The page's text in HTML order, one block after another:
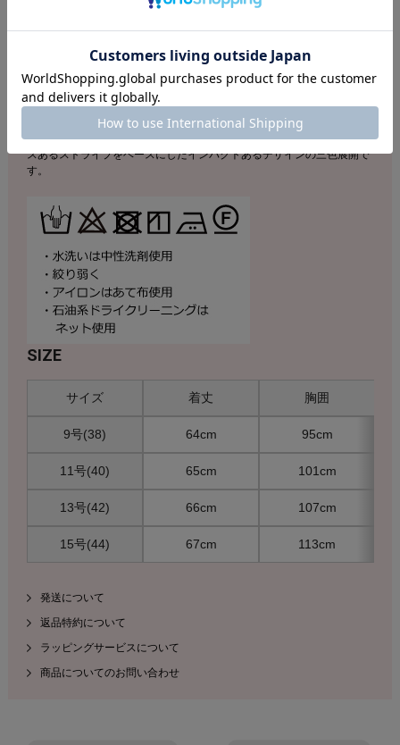
商品番号：S52F371727
素材：ポリエステル100％
軽やかな抜け感がヘルシーに演出してくれるチュール素材のハイネック
ブルゾン。ポリエステル素材のストレッチに富んだライトな着用感も魅
力的です。ジップアップ式で楽に着脱出来、サイドポケット付きでカジ
ュアルなスタイリングにもマッチ。ボタニカルテイストな柄やニュアン
スあるストライプをベースにしたインパクトあるデザインの三色展開で
す。
SIZE
サイズ 着丈 胸囲
9号(38) 64cm 95cm
11号(40) 65cm 101cm
13号(42) 66cm 107cm
15号(44) 67cm 113cm
発送について
返品特約について
ラッピングサービスについて
商品についてのお問い合わせ